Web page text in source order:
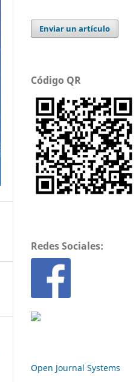
Enviar un artículo
Código QR
Redes Sociales:
Open Journal Systems